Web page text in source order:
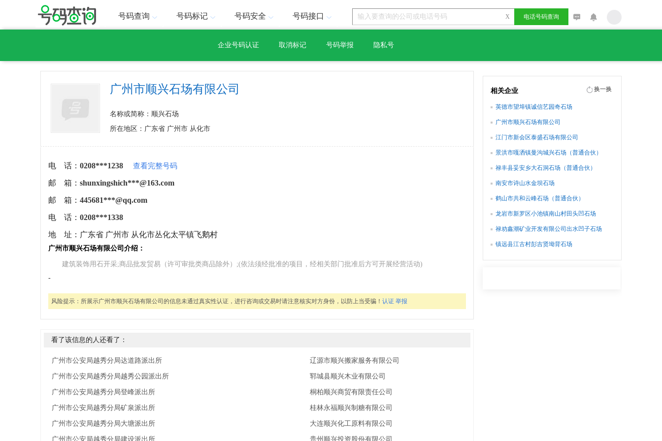
号码查询 号码标记 号码安全 号码接口 X 电话号码查询
企业号码认证 取消标记 号码举报 隐私号
广州市顺兴石场有限公司
名称或简称：顺兴石场
所在地区：广东省 广州市 从化市
电 话： 0208***1238 查看完整号码
邮 箱： shunxingshich***@163.com
邮 箱： 445681***@qq.com
电 话： 0208***1338
地 址： 广东省 广州市 从化市丛化太平镇飞鹅村
广州市顺兴石场有限公司介绍：
建筑装饰用石开采;商品批发贸易（许可审批类商品除外）;(依法须经批准的项目，经相关部门批准后方可开展经营活动)
-
风险提示： 所展示广州市顺兴石场有限公司的信息未通过真实性认证，进行咨询或交易时请注意核实对方身份，以防上当受骗！ 认证 举报
看了该信息的人还看了：
广州市公安局越秀分局达道路派出所
广州市公安局越秀分局越秀公园派出所
广州市公安局越秀分局登峰派出所
广州市公安局越秀分局矿泉派出所
广州市公安局越秀分局大塘派出所
广州市公安局越秀分局建设派出所
辽源市顺兴搬家服务有限公司
郓城县顺兴木业有限公司
桐柏顺兴商贸有限责任公司
桂林永福顺兴制糖有限公司
大连顺兴化工原料有限公司
贵州顺兴投资股份有限公司
相关企业 换一换
英德市望埠镇诚信艺园奇石场
广州市顺兴石场有限公司
江门市新会区泰盛石场有限公司
景洪市嘎洒镇曼沟城兴石场（普通合伙）
禄丰县妥安乡大石洞石场（普通合伙）
南安市诗山水金坝石场
鹤山市共和云峰石场（普通合伙）
龙岩市新罗区小池镇南山村田头凹石场
禄劝鑫潮矿业开发有限公司出水凹子石场
镇远县江古村彭吉贤坳背石场